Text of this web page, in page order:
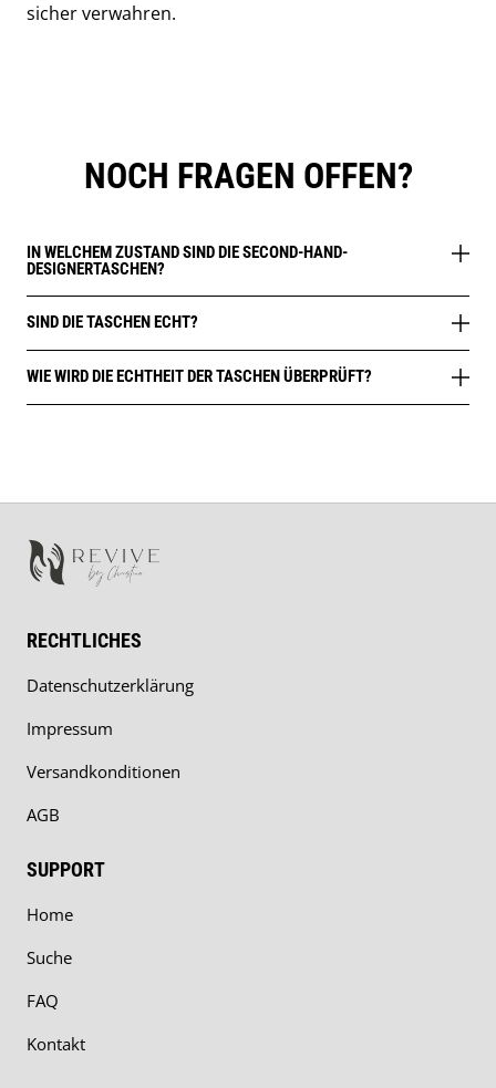
sicher verwahren.
NOCH FRAGEN OFFEN?
IN WELCHEM ZUSTAND SIND DIE SECOND-HAND-
DESIGNERTASCHEN?
SIND DIE TASCHEN ECHT?
WIE WIRD DIE ECHTHEIT DER TASCHEN ÜBERPRÜFT?
RECHTLICHES
Datenschutzerklärung
Impressum
Versandkonditionen
AGB
SUPPORT
Home
Suche
FAQ
Kontakt